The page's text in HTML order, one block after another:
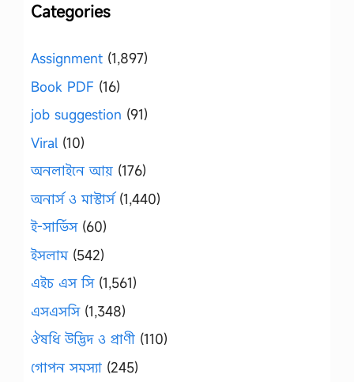
Categories
Assignment (1,897)
Book PDF (16)
job suggestion (91)
Viral (10)
অনলাইনে আয় (176)
অনার্স ও মাস্টার্স(1,440)
ই-সার্ভিস(60)
ইসলাম(542)
এইচ এস সি(1,561)
এসএসসি(1,348)
ঔষধি উদ্ভিদ ও প্রাণী (110)
গোপন সমস্যা (245)